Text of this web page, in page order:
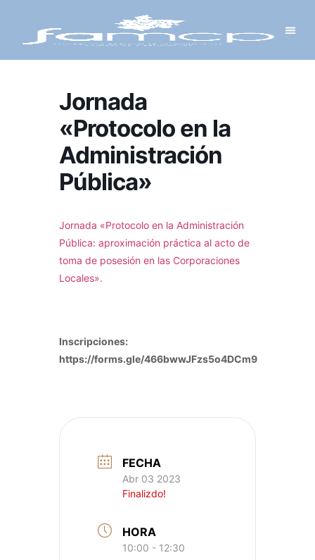
Jornada
«Protocolo en la
Administración
Pública»
Jornada «Protocolo en la Administración
Pública: aproximación práctica al acto de
toma de posesión en las Corporaciones
Locales».
Inscripciones:
https://forms.gle/466bwwJFzs5o4DCm9
FECHA
Abr 03 2023
Finalizdo!
HORA
10:00 - 12:30